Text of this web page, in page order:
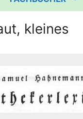
kleines